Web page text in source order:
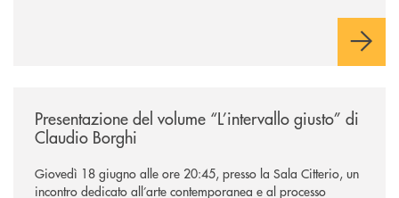
Presentazione del volume “L’intervallo giusto” di
Claudio Borghi
Giovedì 18 giugno alle ore 20:45, presso la Sala Citterio, un
incontro dedicato all’arte contemporanea e al processo